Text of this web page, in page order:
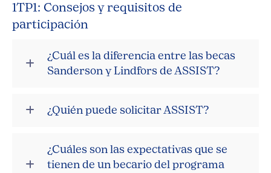
1TP1: Consejos y requisitos de
participación
¿Cuál es la diferencia entre las becas
Sanderson y Lindfors de ASSIST?
¿Quién puede solicitar ASSIST?
¿Cuáles son las expectativas que se
tienen de un becario del programa